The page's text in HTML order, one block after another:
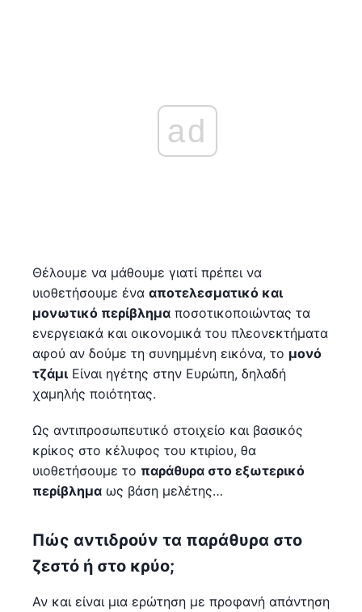
ad
Θέλουμε να μάθουμε γιατί πρέπει να
υιοθετήσουμε ένα αποτελεσματικό και
μονωτικό περίβλημα ποσοτικοποιώντας τα
ενεργειακά και οικονομικά του πλεονεκτήματα
αφού αν δούμε τη συνημμένη εικόνα, το μονό
τζάμι Είναι ηγέτης στην Ευρώπη, δηλαδή
χαμηλής ποιότητας.
Ως αντιπροσωπευτικό στοιχείο και βασικός
κρίκος στο κέλυφος του κτιρίου, θα
υιοθετήσουμε το παράθυρα στο εξωτερικό
περίβλημα ως βάση μελέτης…
Πώς αντιδρούν τα παράθυρα στο
ζεστό ή στο κρύο;
Αν και είναι μια ερώτηση με προφανή απάντηση